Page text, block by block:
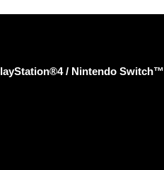
/ Nintendo Switch™